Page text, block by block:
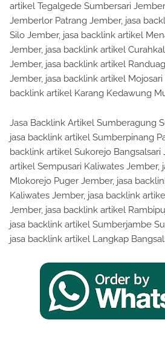
artikel Tegalgede Sumbersari
Jemberlor Patrang Jember, jasa
Silo Jember, jasa backlink artikel
Jember, jasa backlink artikel
Jember, jasa backlink artikel
Jember, jasa backlink artikel
backlink artikel Karang Kedawung
Jasa Backlink Artikel Sumberagung
jasa backlink artikel Sumberpinang
backlink artikel Sukorejo Bangsalsari
artikel Sempusari Kaliwates Jember,
Mlokorejo Puger Jember, jasa
Kaliwates Jember, jasa backlink
Jember, jasa backlink artikel
jasa backlink artikel Sumberjambe
jasa backlink artikel Langkap